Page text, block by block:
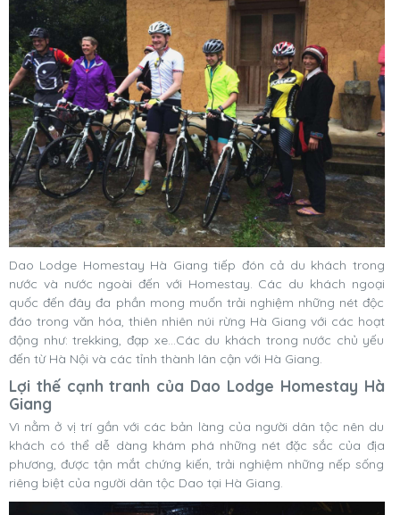
Dao Lodge Homestay Hà Giang tiếp đón cả du khách trong
nước và nước ngoài đến với Homestay. Các du khách ngoại
quốc đến đây đa phần mong muốn trải nghiệm những nét độc
đáo trong văn hóa, thiên nhiên núi rừng Hà Giang với các hoạt
động như: trekking, đạp xe…Các du khách trong nước chủ yếu
đến từ Hà Nội và các tỉnh thành lân cận với Hà Giang.
Lợi thế cạnh tranh của Dao Lodge Homestay Hà
Giang
Vì nằm ở vị trí gần với các bản làng của người dân tộc nên du
khách có thể dễ dàng khám phá những nét đặc sắc của địa
phương, được tận mắt chứng kiến, trải nghiệm những nếp sống
riêng biệt của người dân tộc Dao tại Hà Giang.